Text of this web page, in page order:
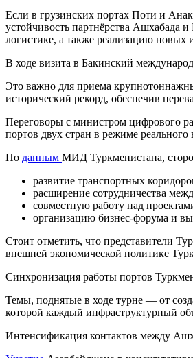
Если в грузинских портах Поти и
устойчивость партнёрства Ашхабада
логистике, а также реализацию новых
В ходе визита в Бакинский
Это важно для приема
исторический рекорд, обеспечив
Переговоры с министром цифрового
портов двух стран в режиме
По данным МИД Туркменистана,
развитие транспортных
расширение сотрудничества
совместную работу над
организацию бизнес-форума и
Стоит отметить, что представители
внешней экономической политике
Синхронизация работы портов
Темы, поднятые в ходе турне — от
которой каждый инфраструктурный
Интенсификация контактов между